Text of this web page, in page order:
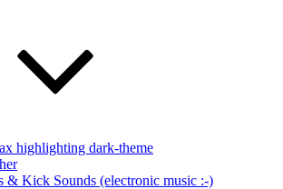
highlighting dark-theme
& Kick Sounds (electronic music :-)